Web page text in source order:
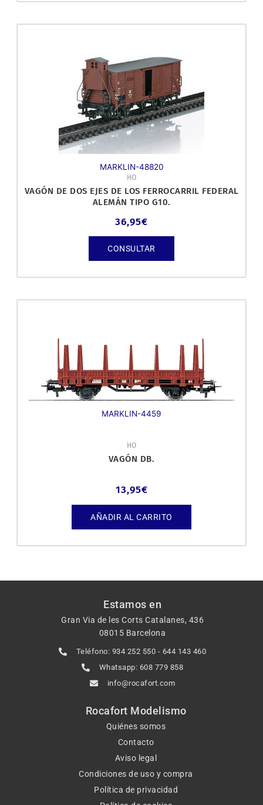
MARKLIN-48820
HO
VAGÓN DE DOS EJES DE LOS FERROCARRIL FEDERAL
ALEMÁN TIPO G10.
36,95€
CONSULTAR
MARKLIN-4459
HO
VAGÓN DB.
13,95€
AÑADIR AL CARRITO
Estamos en
Gran Via de les Corts Catalanes, 436
08015 Barcelona
Teléfono: 934 252 550 - 644 143 460
Whatsapp: 608 779 858
info@rocafort.com
Rocafort Modelismo
Quiénes somos
Contacto
Aviso legal
Condiciones de uso y compra
Política de privacidad